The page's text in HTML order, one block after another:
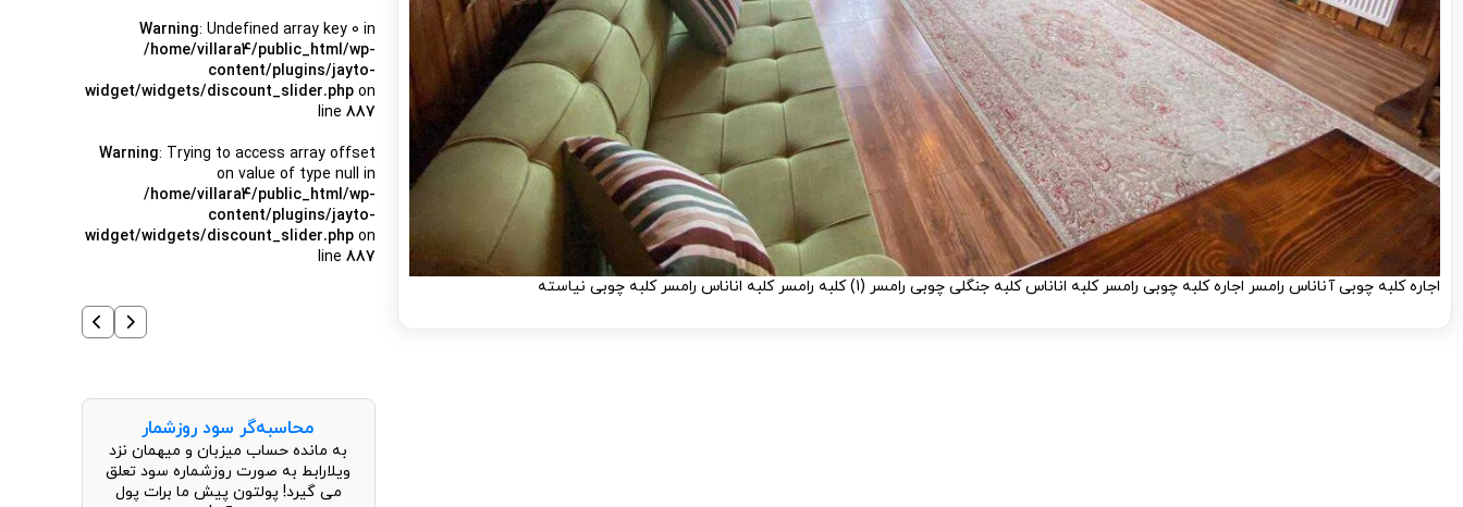
اجاره کلبه چوبی آناناس رامسر اجاره کلبه چوبی رامسر کلبه اناناس کلبه جنگلی چوبی رامسر (1) کلبه رامسر کلبه اناناس رامسر کلبه چوبی نیاسته
Warning: Undefined array key 0 in
/home/villara4/public_html/wp-
content/plugins/jayto-
widget/widgets/discount_slider.php on
line887
Warning: Trying to access array offset
on value of type null in
/home/villara4/public_html/wp-
content/plugins/jayto-
widget/widgets/discount_slider.php on
line887
محاسبه‌گر سود روزشمار
به مانده حساب میزبان و میهمان نزد
ویلارابط به صورت روزشماره سود تعلق
می گیرد! پولتون پیش ما برات پول